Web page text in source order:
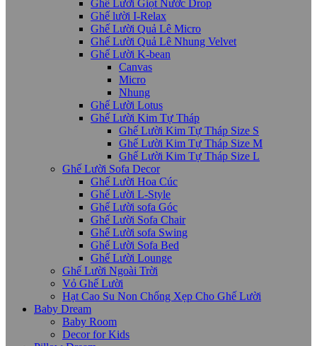
Ghế Lười Giọt Nước Drop
Ghế lười I-Relax
Ghế Lười Quả Lê Micro
Ghế Lười Quả Lê Nhung Velvet
Ghế Lười K-bean
Canvas
Micro
Nhung
Ghế Lười Lotus
Ghế Lười Kim Tự Tháp
Ghế Lười Kim Tự Tháp Size S
Ghế Lười Kim Tự Tháp Size M
Ghế Lười Kim Tự Tháp Size L
Ghế Lười Sofa Decor
Ghế Lười Hoa Cúc
Ghế Lười L-Style
Ghế Lười sofa Góc
Ghế Lười Sofa Chair
Ghế Lười sofa Swing
Ghế Lười Sofa Bed
Ghế Lười Lounge
Ghế Lười Ngoài Trời
Vỏ Ghế Lười
Hạt Cao Su Non Chống Xẹp Cho Ghế Lười
Baby Dream
Baby Room
Decor for Kids